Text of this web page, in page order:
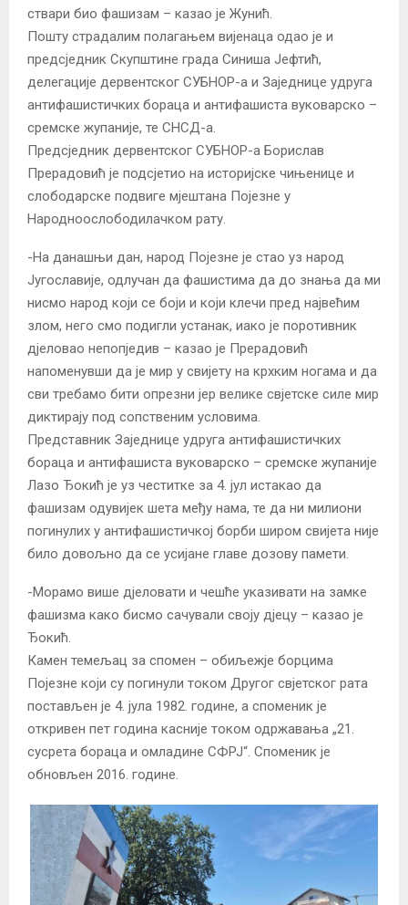
ствари био фашизам – казао је Жунић.
Пошту страдалим полагањем вијенаца одао је и
предсједник Скупштине града Синиша Јефтић,
делегације дервентског СУБНОР-а и Заједнице удруга
антифашистичких бораца и антифашиста вуковарско –
сремске жупаније, те СНСД-а.
Предсједник дервентског СУБНОР-а Борислав
Прерадовић је подсјетио на историјске чињенице и
слободарске подвиге мјештана Појезне у
Народноослободилачком рату.
-На данашњи дан, народ Појезне је стао уз народ
Југославије, одлучан да фашистима да до знања да ми
нисмо народ који се боји и који клечи пред највећим
злом, него смо подигли устанак, иако је поротивник
дјеловао непопједив – казао је Прерадовић
напоменувши да је мир у свијету на крхким ногама и да
сви требамо бити опрезни јер велике свјетске силе мир
диктирају под сопственим условима.
Представник Заједнице удруга антифашистичких
бораца и антифашиста вуковарско – сремске жупаније
Лазо Ђокић је уз честитке за 4. јул истакао да
фашизам одувијек шета међу нама, те да ни милиони
погинулих у антифашистичкој борби широм свијета није
било довољно да се усијане главе дозову памети.
-Морамо више дјеловати и чешће указивати на замке
фашизма како бисмо сачували своју дјецу – казао је
Ђокић.
Камен темељац за спомен – обиљежје борцима
Појезне који су погинули током Другог свјетског рата
постављен је 4. јула 1982. године, а споменик је
откривен пет година касније током одржавања „21.
сусрета бораца и омладине СФРЈ“. Споменик је
обновљен 2016. године.